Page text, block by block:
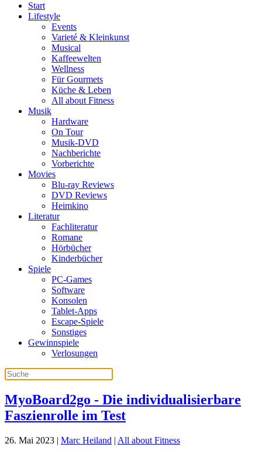
Start
Lifestyle
Events
Varieté & Kleinkunst
Musical
Kaffeewelten
Wellness
Für Gourmets
Küche & Leben
All about Fitness
Musik
Hardware
On Tour
Musik-DVD
Nachberichte
Vorberichte
Movies
Blu-ray Reviews
DVD Reviews
Heimkino
Literatur
Fachliteratur
Romane
Hörbücher
Kinderbücher
Spiele
PC-Games
Software
Konsolen
Tablet-Apps
Escape-Spiele
Sonstiges
Gewinnspiele
Verlosungen
MyoBoard2go - Die individualisierbare
Faszienrolle im Test
26. Mai 2023 | Marc Heiland | All about Fitness